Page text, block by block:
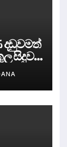
සිදුව